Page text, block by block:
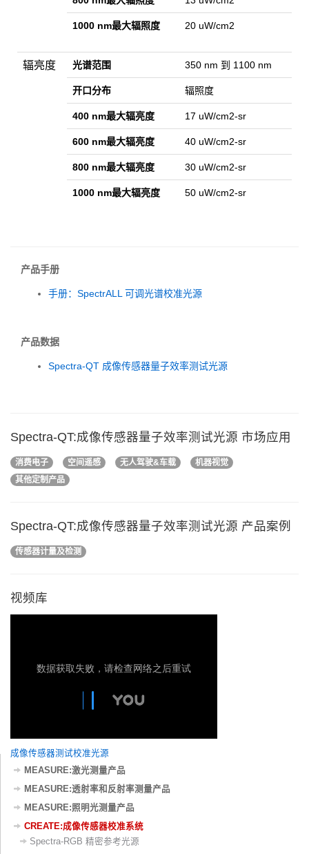
1000 nm最大辐照度 20 uW/cm2
辐亮度 光谱范围 350 nm 到 1100 nm
开口分布 辐照度
400 nm最大辐亮度 17 uW/cm2-sr
600 nm最大辐亮度 40 uW/cm2-sr
800 nm最大辐亮度 30 uW/cm2-sr
1000 nm最大辐亮度 50 uW/cm2-sr
产品手册
手册：SpectrALL 可调光谱校准光源
产品数据
Spectra-QT 成像传感器量子效率测试光源
Spectra-QT:成像传感器量子效率测试光源 市场应用
消费电子 空间遥感 无人驾驶&车载
机器视觉
其他定制产品
Spectra-QT:成像传感器量子效率测试光源 产品案例
传感器计量及检测
视频库
成像传感器测试校准光源
MEASURE:激光测量产品
MEASURE:透射率和反射率测量产品
MEASURE:照明光测量产品
CREATE:成像传感器校准系统
Spectra-RGB 精密参考光源